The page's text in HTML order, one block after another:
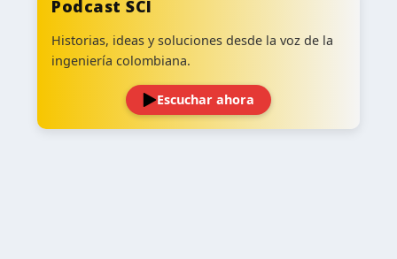
Podcast SCI
Historias, ideas y soluciones desde la voz de la
ingeniería colombiana.
Escuchar ahora